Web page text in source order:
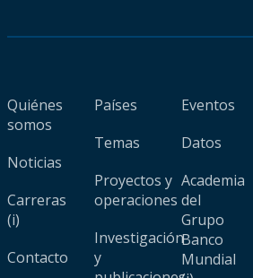
Quiénes
somos
Noticias
Carreras
(i)
Contacto
Países
Temas
Proyectos y
operaciones
Investigación
y
Eventos
Datos
Academia
del
Grupo
Banco
Mundial